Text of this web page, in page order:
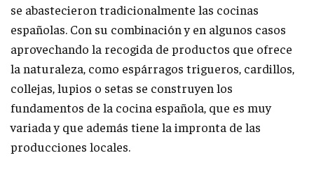
se abastecieron tradicionalmente las cocinas
españolas. Con su combinación y en algunos casos
aprovechando la recogida de productos que ofrece
la naturaleza, como espárragos trigueros, cardillos,
collejas, lupios o setas se construyen los
fundamentos de la cocina española, que es muy
variada y que además tiene la impronta de las
producciones locales.